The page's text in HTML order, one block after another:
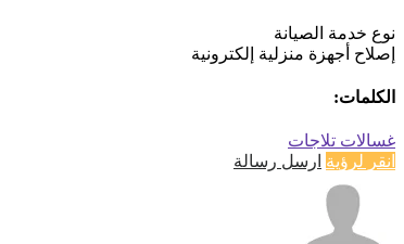
نوع خدمة الصيانة
إصلاح أجهزة منزلية إلكترونية
الكلمات:
غسالات تلاجات
انقر لرؤية ارسل رسالة